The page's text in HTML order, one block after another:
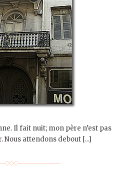
Il fait nuit; mon père n’est pas
Nous attendons debout […]